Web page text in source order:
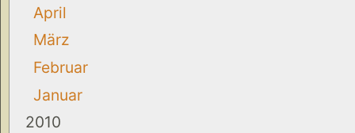
April
März
Februar
Januar
2010